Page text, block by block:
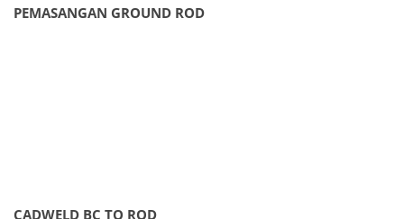
PEMASANGAN GROUND ROD
CADWELD BC TO ROD